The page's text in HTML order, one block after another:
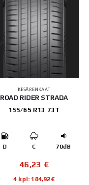
KESÄRENKAAT
ROAD RIDER STRADA
155/65 R13 73T
D C 70dB
46,23 €
4 kpl: 184,92€